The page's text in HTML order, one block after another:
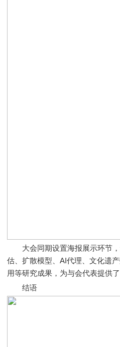
大会同期设置海报展示环节，
估、扩散模型、AI代理、文化遗
用等研究成果，为与会代表提供了
结语